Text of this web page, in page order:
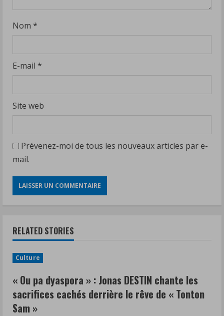
Nom *
E-mail *
Site web
Prévenez-moi de tous les nouveaux articles par e-
mail.
RELATED STORIES
Culture
« Ou pa dyaspora » : Jonas DESTIN chante les
sacrifices cachés derrière le rêve de « Tonton
Sam »